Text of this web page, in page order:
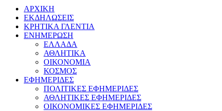
ΑΡΧΙΚΗ
ΕΚΔΗΛΩΣΕΙΣ
ΚΡΗΤΙΚΑ ΓΛΕΝΤΙΑ
ΕΝΗΜΕΡΩΣΗ
ΕΛΛΑΔΑ
ΑΘΛΗΤΙΚΑ
ΟΙΚΟΝΟΜΙΑ
ΚΟΣΜΟΣ
ΕΦΗΜΕΡΙΔΕΣ
ΠΟΛΙΤΙΚΕΣ ΕΦΗΜΕΡΙΔΕΣ
ΑΘΛΗΤΙΚΕΣ ΕΦΗΜΕΡΙΔΕΣ
ΟΙΚΟΝΟΜΙΚΕΣ ΕΦΗΜΕΡΙΔΕΣ